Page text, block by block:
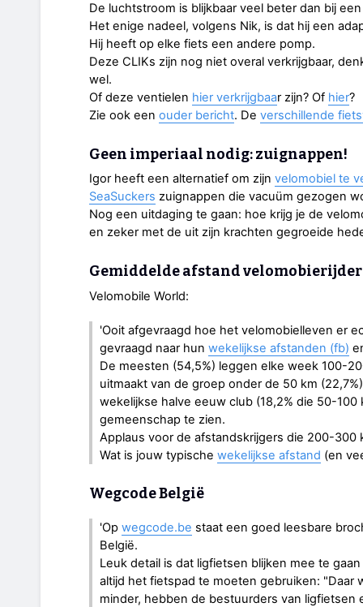
De luchtstroom is blijkbaar veel beter dan bij
Het enige nadeel, volgens Nik, is dat hij een
Hij heeft op elke fiets een andere pomp.
Deze CLIKs zijn nog niet overal verkrijgbaar,
wel.
Of deze ventielen hier verkrijgbaar zijn? Of hier?
Zie ook een ouder bericht. De verschillende
Geen imperiaal nodig: zuignappen!
Igor heeft een alternatief om zijn velomobiel te
SeaSuckers zuignappen die vacuüm gezogen
Nog een uitdaging te gaan: hoe krijg je de
en zeker met de uit zijn krachten gegroeide
Gemiddelde afstand
Velomobile World:
'Ooit afgevraagd hoe het velomobielleven er
gevraagd naar hunwekelijkse afstanden (fb)
De meesten (54,5%) leggen elke week 100-
uitmaakt van de groep onder de 50 km
wekelijkse halve eeuw club (18,2% die 50-
gemeenschap te zien.
Applaus voor de afstandskrijgers die 200-300
Wat is jouw typischewekelijkse afstand (en
Wegcode België
'Opwegcode.be staat een goed leesbare
België.
Leuk detail is dat ligfietsen blijken mee te
altijd het fietspad te moeten gebruiken:
minder, hebben de bestuurders van